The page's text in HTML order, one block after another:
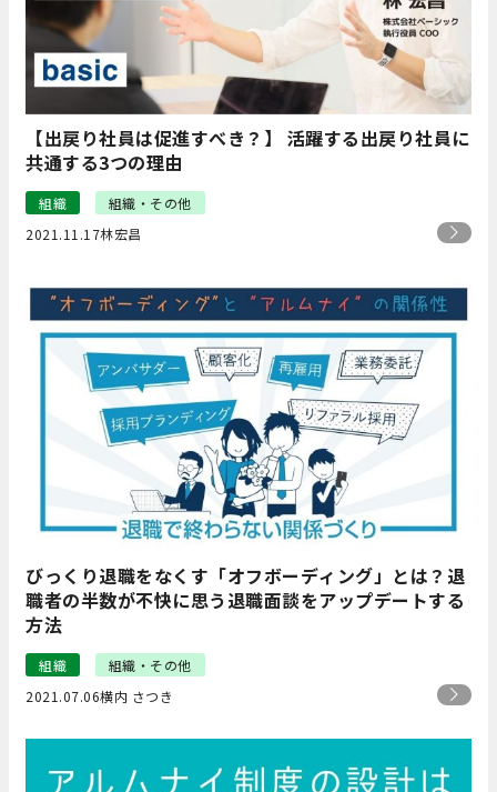
【出戻り社員は促進すべき？】 活躍する出戻り社員に
共通する3つの理由
組織
組織・その他
2021.11.17林宏昌
びっくり退職をなくす「オフボーディング」とは？退
職者の半数が不快に思う退職面談をアップデートする
方法
組織
組織・その他
2021.07.06横内 さつき